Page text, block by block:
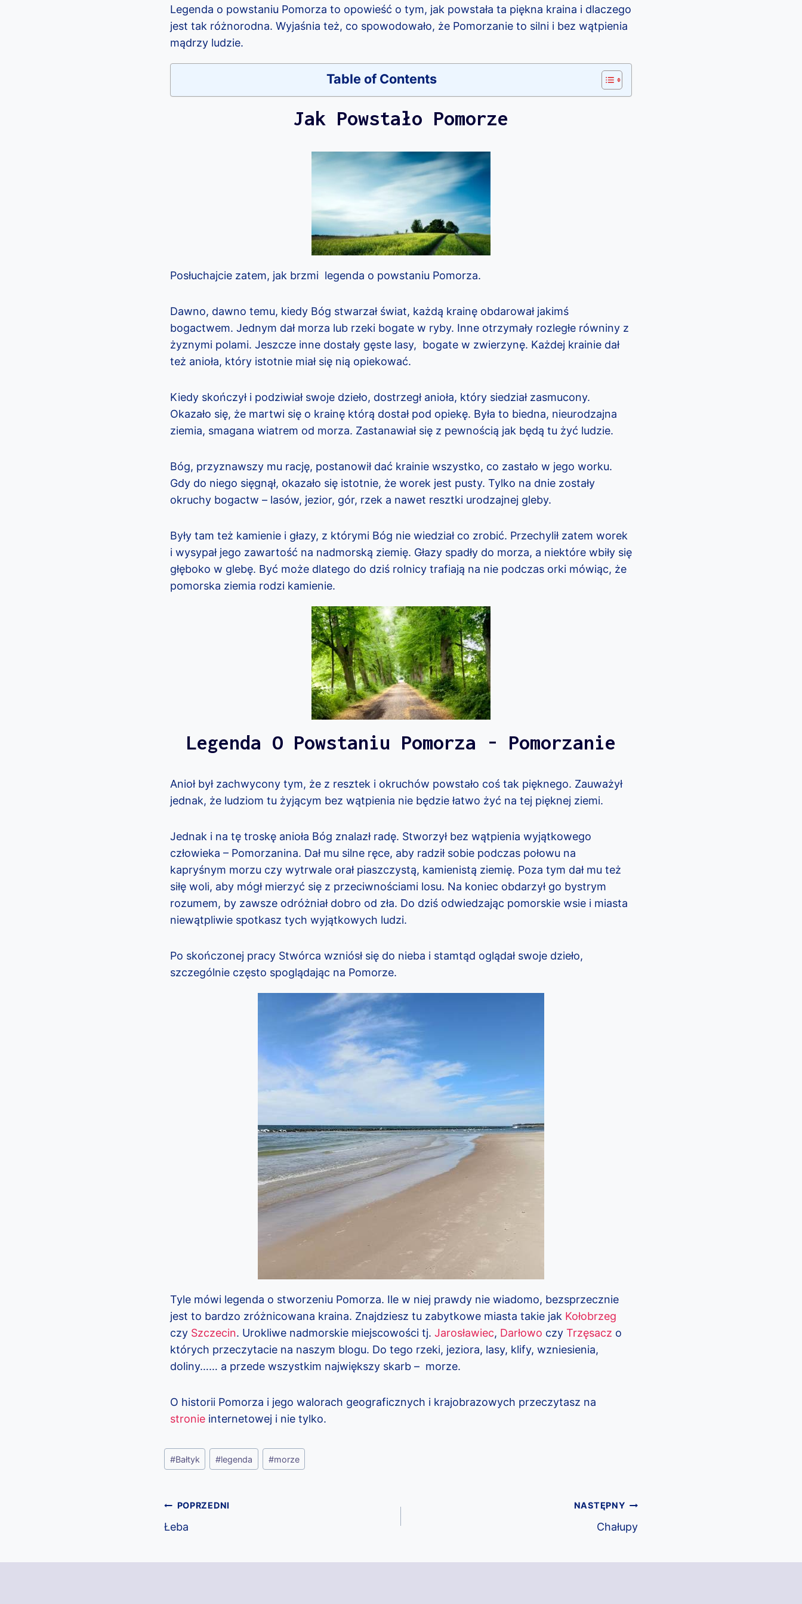
Legenda o powstaniu Pomorza to opowieść o tym, jak powstała ta piękna kraina i dlaczego
jest tak różnorodna. Wyjaśnia też, co spowodowało, że Pomorzanie to silni i bez wątpienia
mądrzy ludzie.
Table of Contents
Jak Powstało Pomorze
Posłuchajcie zatem, jak brzmi legenda o powstaniu Pomorza.
Dawno, dawno temu, kiedy Bóg stwarzał świat, każdą krainę obdarował jakimś
bogactwem. Jednym dał morza lub rzeki bogate w ryby. Inne otrzymały rozległe równiny z
żyznymi polami. Jeszcze inne dostały gęste lasy, bogate w zwierzynę. Każdej krainie dał
też anioła, który istotnie miał się nią opiekować.
Kiedy skończył i podziwiał swoje dzieło, dostrzegł anioła, który siedział zasmucony.
Okazało się, że martwi się o krainę którą dostał pod opiekę. Była to biedna, nieurodzajna
ziemia, smagana wiatrem od morza. Zastanawiał się z pewnością jak będą tu żyć ludzie.
Bóg, przyznawszy mu rację, postanowił dać krainie wszystko, co zastało w jego worku.
Gdy do niego sięgnął, okazało się istotnie, że worek jest pusty. Tylko na dnie zostały
okruchy bogactw – lasów, jezior, gór, rzek a nawet resztki urodzajnej gleby.
Były tam też kamienie i głazy, z którymi Bóg nie wiedział co zrobić. Przechylił zatem worek
i wysypał jego zawartość na nadmorską ziemię. Głazy spadły do morza, a niektóre wbiły się
głęboko w glebę. Być może dlatego do dziś rolnicy trafiają na nie podczas orki mówiąc, że
pomorska ziemia rodzi kamienie.
Legenda O Powstaniu Pomorza - Pomorzanie
Anioł był zachwycony tym, że z resztek i okruchów powstało coś tak pięknego. Zauważył
jednak, że ludziom tu żyjącym bez wątpienia nie będzie łatwo żyć na tej pięknej ziemi.
Jednak i na tę troskę anioła Bóg znalazł radę. Stworzył bez wątpienia wyjątkowego
człowieka – Pomorzanina. Dał mu silne ręce, aby radził sobie podczas połowu na
kapryśnym morzu czy wytrwale orał piaszczystą, kamienistą ziemię. Poza tym dał mu też
siłę woli, aby mógł mierzyć się z przeciwnościami losu. Na koniec obdarzył go bystrym
rozumem, by zawsze odróżniał dobro od zła. Do dziś odwiedzając pomorskie wsie i miasta
niewątpliwie spotkasz tych wyjątkowych ludzi.
Po skończonej pracy Stwórca wzniósł się do nieba i stamtąd oglądał swoje dzieło,
szczególnie często spoglądając na Pomorze.
Tyle mówi legenda o stworzeniu Pomorza. Ile w niej prawdy nie wiadomo, bezsprzecznie
jest to bardzo zróżnicowana kraina. Znajdziesz tu zabytkowe miasta takie jak Kołobrzeg
czy Szczecin. Urokliwe nadmorskie miejscowości tj. Jarosławiec, Darłowo czy Trzęsacz o
których przeczytacie na naszym blogu. Do tego rzeki, jeziora, lasy, klify, wzniesienia,
doliny…… a przede wszystkim największy skarb – morze.
O historii Pomorza i jego walorach geograficznych i krajobrazowych przeczytasz na
stronie internetowej i nie tylko.
#Bałtyk #legenda #morze
POPRZEDNI
Łeba
NASTĘPNY
Chałupy